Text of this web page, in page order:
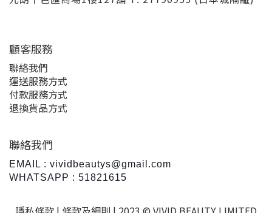
顧客服務
聯絡我們
運送服務方式
付款服務方式
退換貨品方式
聯絡我們
EMAIL : vividbeautys@gmail.com
WHATSAPP : 51821615